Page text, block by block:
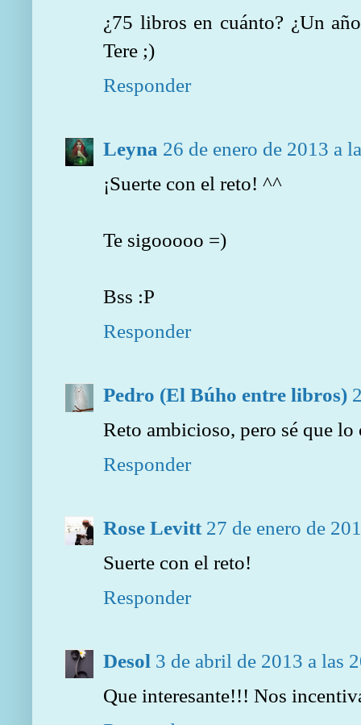
¿75 libros en cuánto? ¿Un
Tere ;)
Responder
Leyna 26 de enero de 2013 a
¡Suerte con el reto! ^^
Te sigooooo =)
Bss :P
Responder
Pedro (El Búho entre libros)
Reto ambicioso, pero sé que lo
Responder
Rose Levitt 27 de enero de
Suerte con el reto!
Responder
Desol 3 de abril de 2013 a las
Que interesante!!! Nos